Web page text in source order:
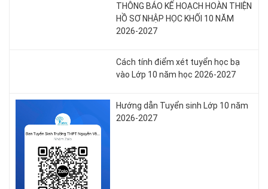
THÔNG BÁO KẾ HOẠCH HOÀN THIỆN
HỒ SƠ NHẬP HỌC KHỐI 10 NĂM
2026-2027
Cách tính điểm xét tuyển học bạ
vào Lớp 10 năm học 2026-2027
Hướng dẫn Tuyển sinh Lớp 10 năm
2026-2027